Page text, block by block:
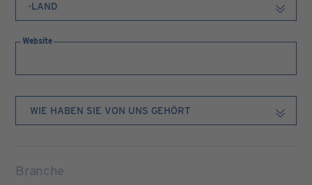
Website
Branche